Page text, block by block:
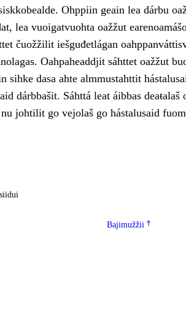
Ohppiin geain lea dárbu
lea vuoigatvuohta oažžut
čuožžilit iešguđetlágan
Oahpaheaddjit sáhttet oažžut
sihke dasa ahte almmustahttit
dárbbašit. Sáhttá leat áibbas deaŧalaš
johtilit go vejolaš go hástalusaid
Bajimužžii